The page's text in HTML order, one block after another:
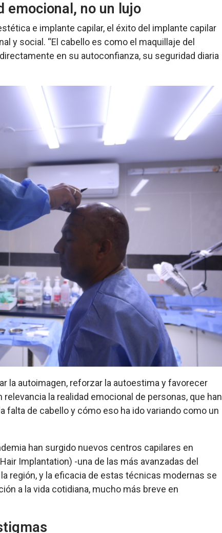
emocional, no un lujo
e implante capilar, el éxito del implante capilar
y social. “El cabello es como el maquillaje del
en su autoconfianza, su seguridad diaria
la autoimagen, reforzar la autoestima y favorecer
la realidad emocional de personas, que han
de cabello y cómo eso ha ido variando como un
han surgido nuevos centros capilares en
Implantation) -una de las más avanzadas del
región, y la eficacia de estas técnicas modernas se
a la vida cotidiana, mucho más breve en